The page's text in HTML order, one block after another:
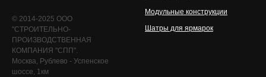
© 2014-2025 ООО
"СТРОИТЕЛЬНО-
ПРОИЗВОДСТВЕННАЯ
КОМПАНИЯ "СПП".
Москва, Рублево - Успенское
шоссе, 1км
Модульные конструкции
Шатры для ярмарок